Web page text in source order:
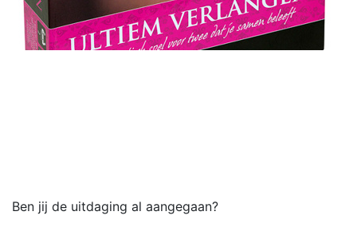
Ben jij de uitdaging al aangegaan?